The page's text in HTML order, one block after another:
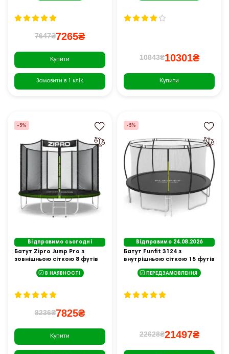
7647₴7265₴
Купити
Замовити в 1 клік
10843₴10301₴
Купити
-5%
Відправимо сьогодні
Батут Zipro Jump Pro з
зовнішньою сіткою 8 футів
В НАЯВНОСТІ
8236₴7825₴
Купити
-5%
Відправимо 24.08.2026
Батут Funfit 3124 з
внутрішньою сіткою 15 футів
ПЕРЕДЗАМОВЛЕННЯ
22628₴21497₴